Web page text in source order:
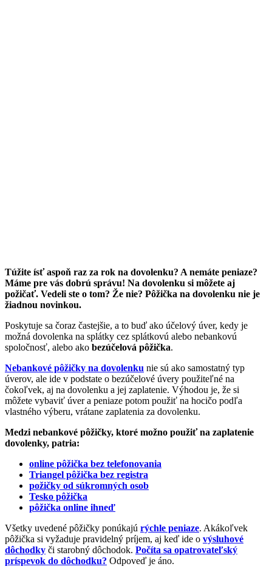
Túžite ísť aspoň raz za rok na dovolenku? A nemáte peniaze?
Máme pre vás dobrú správu! Na dovolenku si môžete aj
požičať. Vedeli ste o tom? Že nie? Pôžička na dovolenku nie je
žiadnou novinkou.
Poskytuje sa čoraz častejšie, a to buď ako účelový úver, kedy je
možná dovolenka na splátky cez splátkovú alebo nebankovú
spoločnosť, alebo ako bezúčelová pôžička.
Nebankové pôžičky na dovolenku nie sú ako samostatný typ
úverov, ale ide v podstate o bezúčelové úvery použiteľné na
čokoľvek, aj na dovolenku a jej zaplatenie. Výhodou je, že si
môžete vybaviť úver a peniaze potom použiť na hocičo podľa
vlastného výberu, vrátane zaplatenia za dovolenku.
Medzi nebankové pôžičky, ktoré možno použiť na zaplatenie
dovolenky, patria:
online pôžička bez telefonovania
Triangel pôžička bez registra
požičky od súkromných osob
Tesko pôžička
pôžička online ihneď
Všetky uvedené pôžičky ponúkajú rýchle peniaze. Akákoľvek
pôžička si vyžaduje pravidelný príjem, aj keď ide o výsluhové
dôchodky či starobný dôchodok. Počíta sa opatrovateľský
príspevok do dôchodku? Odpoveď je áno.